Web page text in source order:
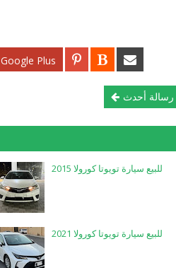
Google Plus
رسالة أحدث
للبيع سيارة تويوتا كورولا 2015
للبيع سيارة تويوتا كورولا 2021